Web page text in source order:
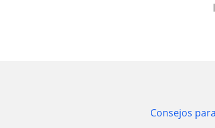
Consejos